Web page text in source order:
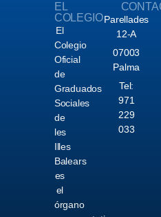
EL
COLEGIO
El
Colegio
Oficial
de
Graduados
Sociales
de
les
Illes
Balears
es
el
órgano
Parellades
12-A
07003
Palma
Tel:
971
229
033